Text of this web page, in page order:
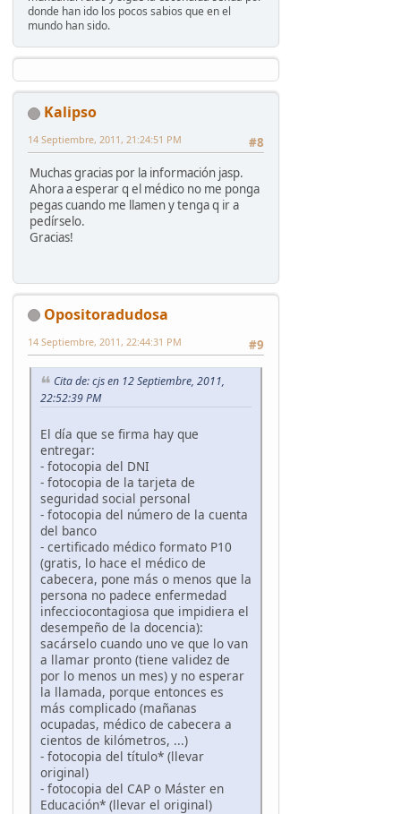
donde han ido los pocos sabios que en el
mundo han sido.
Kalipso
#8
14 Septiembre, 2011, 21:24:51 PM
Muchas gracias por la información jasp.
Ahora a esperar q el médico no me ponga
pegas cuando me llamen y tenga q ir a
pedírselo.
Gracias!
Opositoradudosa
#9
14 Septiembre, 2011, 22:44:31 PM
Cita de: cjs en 12 Septiembre, 2011,
22:52:39 PM
El día que se firma hay que
entregar:
- fotocopia del DNI
- fotocopia de la tarjeta de
seguridad social personal
- fotocopia del número de la cuenta
del banco
- certificado médico formato P10
(gratis, lo hace el médico de
cabecera, pone más o menos que la
persona no padece enfermedad
infecciocontagiosa que impidiera el
desempeño de la docencia):
sacárselo cuando uno ve que lo van
a llamar pronto (tiene validez de
por lo menos un mes) y no esperar
la llamada, porque entonces es
más complicado (mañanas
ocupadas, médico de cabecera a
cientos de kilómetros, ...)
- fotocopia del título* (llevar
original)
- fotocopia del CAP o Máster en
Educación* (llevar el original)